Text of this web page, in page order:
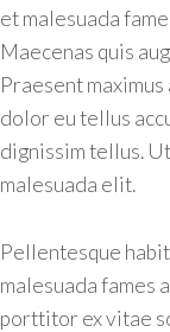
et malesuada
Maecenas quis
Praesent
dolor eu tellus
dignissim tellus.
malesuada elit.
Pellentesque
malesuada fames
porttitor ex vitae